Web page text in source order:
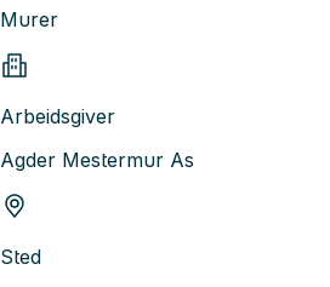
Murer
Arbeidsgiver
Agder Mestermur As
Sted